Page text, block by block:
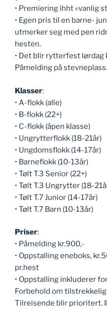
• Premiering ihht «vanlig
• Egen pris til en barne-
utmerker seg med pen
hesten.
• Det blir rytterfest lørdag
Påmelding på stevneplass.
Klasser:
• A-flokk (alle)
• B-flokk (22+)
• C-flokk (åpen klasse)
• Ungrytterflokk (18-21år)
• Ungdomsflokk (14-17år)
• Barneflokk (10-13år)
• Tølt T.3 Senior (22+)
• Tølt T.3 Ungrytter (18-
• Tølt T.7 Junior (14-17år)
• Tølt T.7 Barn (10-13år)
Priser:
• Påmelding kr.900,-
• Oppstalling eneboks,
pr.hest
• Oppstalling inkluderer
Forbehold om
Tilreisende blir prioritert.